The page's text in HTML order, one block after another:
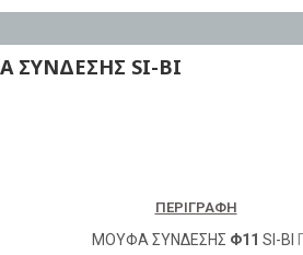
ΣΥΝΔΕΣΗΣ SI-BI
ΠΕΡΙΓΡΑΦΉ
ΜΟΥΦΑ ΣΥΝΔΕΣΗΣ Φ11 SI-BI